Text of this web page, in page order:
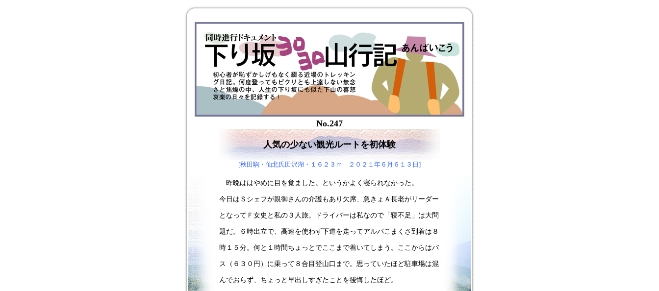
No.247
人気の少ない観光ルートを初体験
[秋田駒・仙北氏田沢湖・１６２３ｍ ２０２１年６月６１３日]
昨晩ははやめに目を覚ました。というかよく寝られなかった。
今日はＳシェフが親御さんの介護もあり欠席、急きょＡ長老がリーダー
となってＦ女史と私の３人旅。ドライバーは私なので「寝不足」は大問
題だ。６時出立で、高速を使わず下道を走ってアルパこまくさ到着は８
時１５分。何と１時間ちょっとでここまで着いてしまう。ここからはバ
ス（６３０円）に乗って８合目登山口まで。思っていたほど駐車場は混
んでおらず、ちょっと早出しすぎたことを後悔したほど。